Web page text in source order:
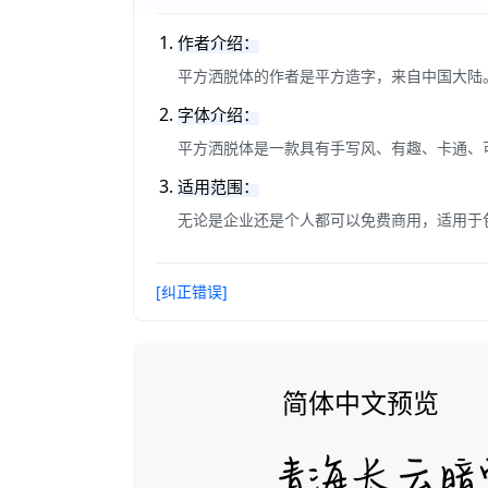
作者介绍：
平方洒脱体的作者是平方造字，来自中国大
字体介绍：
平方洒脱体是一款具有手写风、有趣、卡通
适用范围：
无论是企业还是个人都可以免费商用，适用
[纠正错误]
简体中文预览